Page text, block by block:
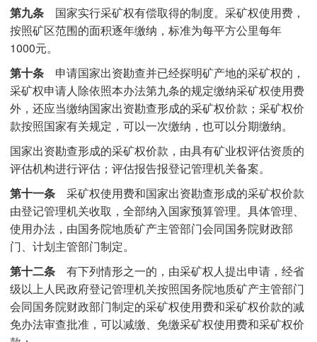
第九条 国家实行采矿权有偿取得的制度。采矿权使用费，
按照矿区范围的面积逐年缴纳，标准为每平方公里每年
1000元。
第十条 申请国家出资勘查并已经探明矿产地的采矿权的，
采矿权申请人除依照本办法第九条的规定缴纳采矿权使用费
外，还应当缴纳国家出资勘查形成的采矿权价款；采矿权价
款按照国家有关规定，可以一次缴纳，也可以分期缴纳。
国家出资勘查形成的采矿权价款，由具有矿业权评估资质的
评估机构进行评估；评估报告报登记管理机关备案。
第十一条采矿权使用费和国家出资勘查形成的采矿权价款
由登记管理机关收取，全部纳入国家预算管理。具体管理、
使用办法，由国务院地质矿产主管部门会同国务院财政部
门、计划主管部门制定。
第十二条有下列情形之一的，由采矿权人提出申请，经省
级以上人民政府登记管理机关按照国务院地质矿产主管部门
会同国务院财政部门制定的采矿权使用费和采矿权价款的减
免办法审查批准，可以减缴、免缴采矿权使用费和采矿权价